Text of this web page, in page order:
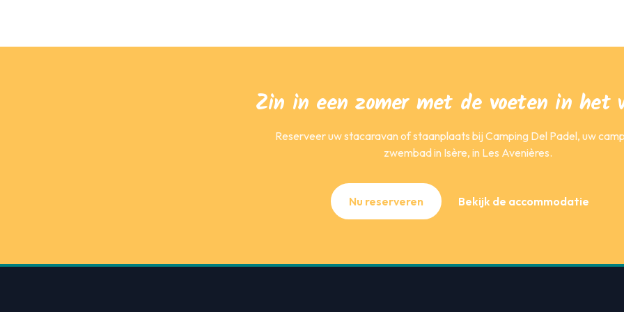
Zin in een zomer met de voeten in het
Reserveer uw stacaravan of staanplaats bij Camping Del Padel, uw
zwembad in Isère, in Les Avenières.
Nu reserveren Bekijk de accommodatie